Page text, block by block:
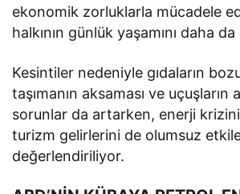
ekonomik zorluklarla mücadele
halkının günlük yaşamını daha da
Kesintiler nedeniyle gıdaların
taşımanın aksaması ve uçuşların
sorunlar da artarken, enerji
turizm gelirlerini de olumsuz
değerlendiriliyor.